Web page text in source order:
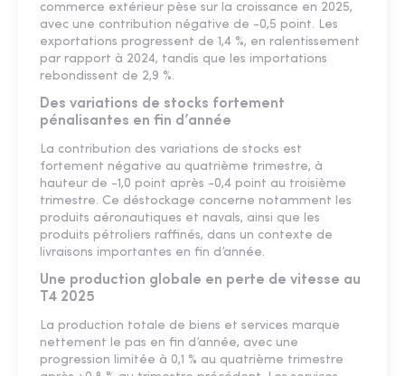
commerce extérieur pèse sur la croissance en 2025,
avec une contribution négative de -0,5 point. Les
exportations progressent de 1,4 %, en ralentissement
par rapport à 2024, tandis que les importations
rebondissent de 2,9 %.
Des variations de stocks fortement
pénalisantes en fin d’année
La contribution des variations de stocks est
fortement négative au quatrième trimestre, à
hauteur de -1,0 point après -0,4 point au troisième
trimestre. Ce déstockage concerne notamment les
produits aéronautiques et navals, ainsi que les
produits pétroliers raffinés, dans un contexte de
livraisons importantes en fin d’année.
Une production globale en perte de vitesse au
T4 2025
La production totale de biens et services marque
nettement le pas en fin d’année, avec une
progression limitée à 0,1 % au quatrième trimestre